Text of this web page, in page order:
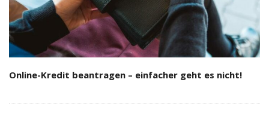
Online-Kredit beantragen – einfacher geht es nicht!